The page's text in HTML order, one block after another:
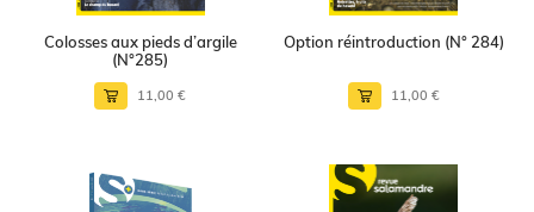
Colosses aux pieds d’argile
(N°285)
11,00 €
Option réintroduction (N° 284)
11,00 €